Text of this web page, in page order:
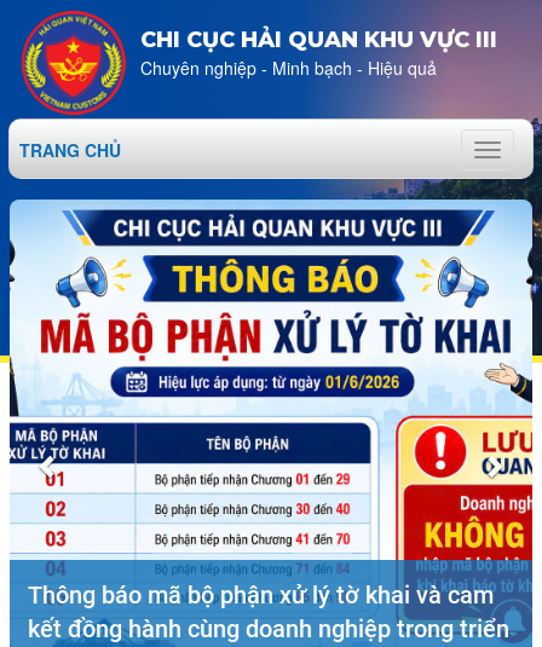
CHI CỤC HẢI QUAN KHU VỰC III
Chuyên nghiệp - Minh bạch - Hiệu quả
Toggle
TRANG CHỦ
báo mã bộ phận xử lý tờ khai và cam
đồng hành cùng doanh nghiệp trong triển